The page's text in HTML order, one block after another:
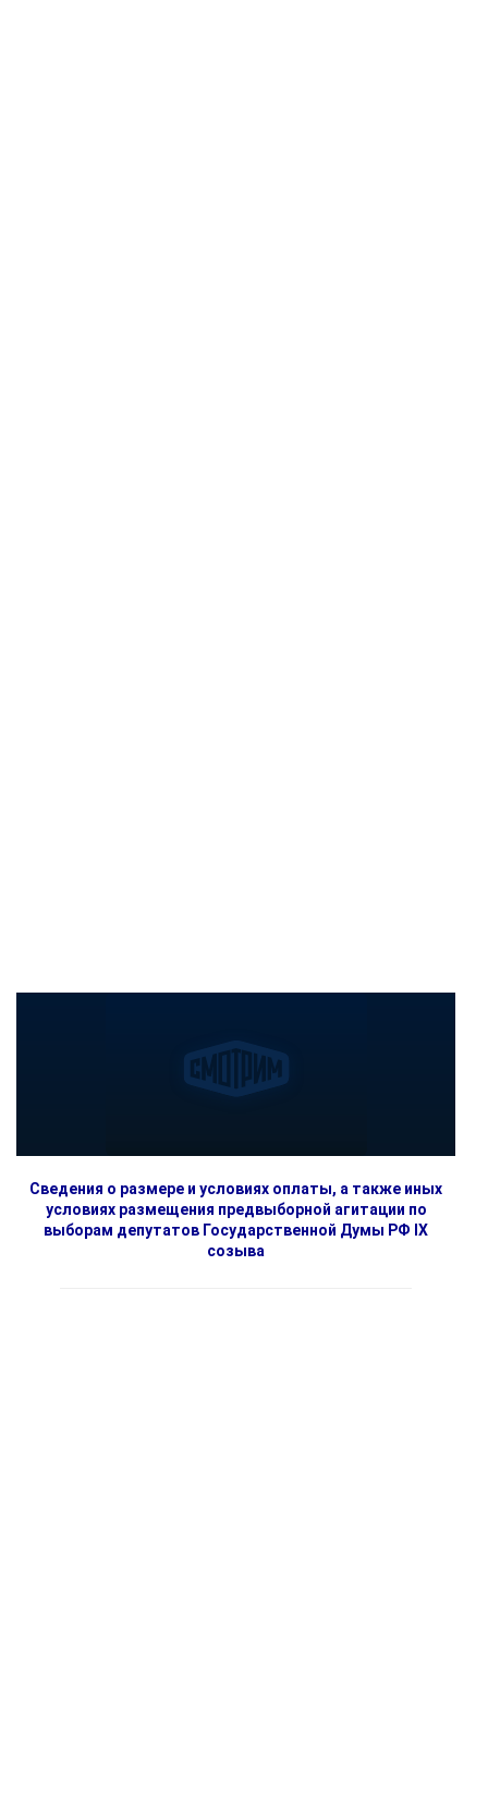
Сведения о размере и условиях оплаты, а также иных
условиях размещения предвыборной агитации по
выборам депутатов Государственной Думы РФ IX
созыва